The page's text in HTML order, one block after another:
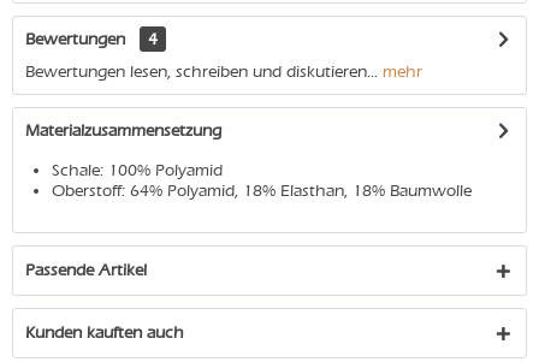
Bewertungen
4
Bewertungen lesen, schreiben und diskutieren... mehr
Materialzusammensetzung
Schale: 100% Polyamid
Oberstoff: 64% Polyamid, 18% Elasthan, 18% Baumwolle
Passende Artikel
Kunden kauften auch